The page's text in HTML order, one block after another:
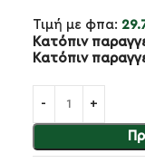
Τιμή με φπα:
Κατόπιν
Κατόπιν